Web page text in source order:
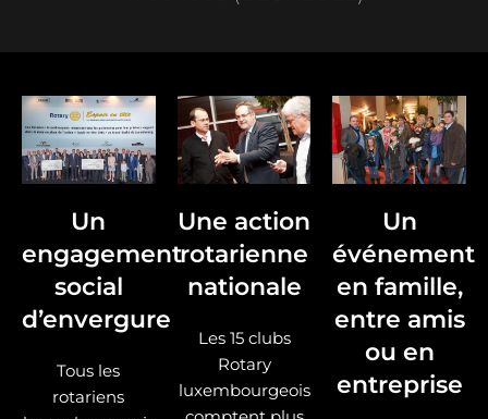
Un
engagement
social
d’envergure
Tous les
rotariens
Une action
rotarienne
nationale
Les 15 clubs
Rotary
luxembourgeois
Un
événement
en famille,
entre amis
ou en
entreprise